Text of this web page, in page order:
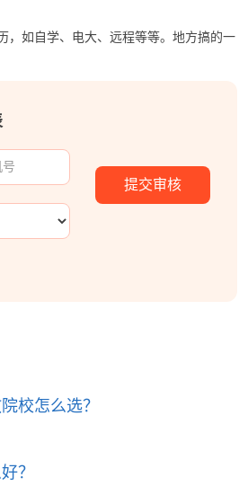
，如自学、电大、远程等等。地方搞的一
校怎么选？
？